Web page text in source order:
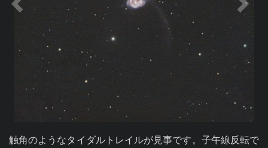
触角のようなタイダルトレイルが見事です。子午線反転で